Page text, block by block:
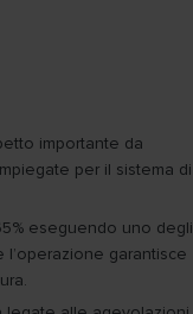
importante da
per il sistema di
eseguendo uno degli
garantisce